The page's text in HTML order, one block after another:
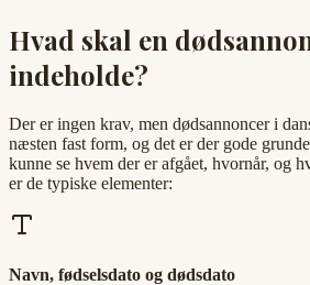
Hvad skal en
indeholde?
Der er ingen krav, men dødsannoncer i
næsten fast form, og det er der gode
kunne se hvem der er afgået, hvornår, og
er de typiske elementer:
Navn, fødselsdato og dødsdato